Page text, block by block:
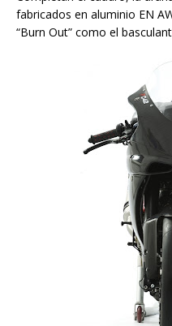
fabricados en aluminio EN
“Burn Out” como el